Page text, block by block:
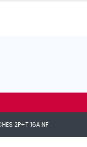
2P+T 16A NF